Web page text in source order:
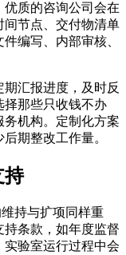
质的咨询公司会在
间节点、交付物清单
编写、内部审核、
汇报进度，及时反
择那些只收钱不办
机构。定制化方案
期整改工作量。
持
持与扩项同样重
条款，如年度监督
验室运行过程中会